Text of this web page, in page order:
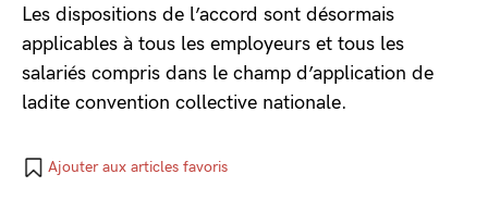
Les dispositions de l’accord sont désormais
applicables à tous les employeurs et tous les
salariés compris dans le champ d’application de
ladite convention collective nationale.
Ajouter aux articles favoris